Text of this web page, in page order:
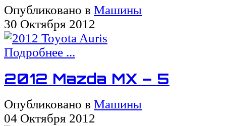
Опубликовано в Машины
30 Октября 2012
Подробнее ...
2012 Mazda MX – 5
Опубликовано в Машины
04 Октября 2012